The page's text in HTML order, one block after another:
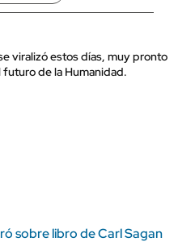
viralizó estos días, muy pronto
de la Humanidad.
sobre libro de Carl Sagan